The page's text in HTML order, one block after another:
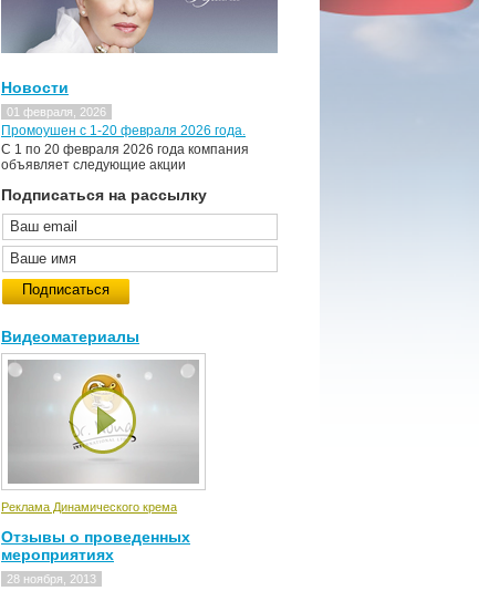
Новости
01 февраля, 2026
Промоушен с 1-20 февраля 2026 года.
C 1 по 20 февраля 2026 года компания
объявляет следующие акции
Подписаться на рассылку
Видеоматериалы
Реклама Динамического крема
Отзывы о проведенных
мероприятиях
28 ноября, 2013